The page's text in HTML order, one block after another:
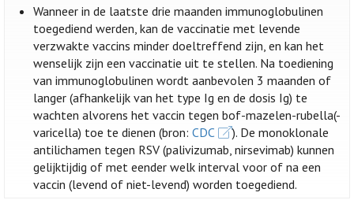
Wanneer in de laatste drie maanden immunoglobulinen
toegediend werden, kan de vaccinatie met levende
verzwakte vaccins minder doeltreffend zijn, en kan het
wenselijk zijn een vaccinatie uit te stellen. Na toediening
van immunoglobulinen wordt aanbevolen 3 maanden of
langer (afhankelijk van het type Ig en de dosis Ig) te
wachten alvorens het vaccin tegen bof-mazelen-rubella(-
varicella) toe te dienen (bron:CDC
). De monoklonale
antilichamen tegen RSV (palivizumab, nirsevimab) kunnen
gelijktijdig of met eender welk interval voor of na een
vaccin (levend of niet-levend) worden toegediend.